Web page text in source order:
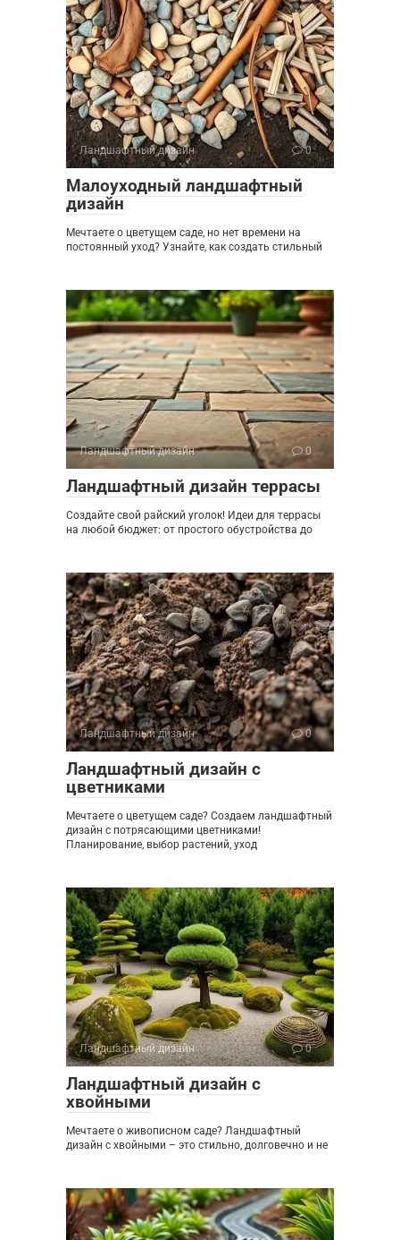
Ландшафтный дизайн 0
Малоуходный ландшафтный
дизайн
Мечтаете о цветущем саде, но нет времени на
постоянный уход? Узнайте, как создать стильный
Ландшафтный дизайн 0
Ландшафтный дизайн террасы
Создайте свой райский уголок! Идеи для террасы
на любой бюджет: от простого обустройства до
Ландшафтный дизайн 0
Ландшафтный дизайн с
цветниками
Мечтаете о цветущем саде? Создаем ландшафтный
дизайн с потрясающими цветниками!
Планирование, выбор растений, уход
Ландшафтный дизайн 0
Ландшафтный дизайн с
хвойными
Мечтаете о живописном саде? Ландшафтный
дизайн с хвойными – это стильно, долговечно и не